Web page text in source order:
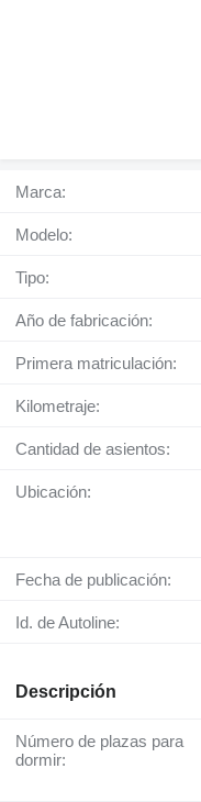
Marca:
Modelo:
Tipo:
Año de fabricación:
Primera matriculación:
Kilometraje:
Cantidad de asientos:
Ubicación:
Fecha de publicación:
Id. de Autoline:
Descripción
Número de plazas para
dormir: